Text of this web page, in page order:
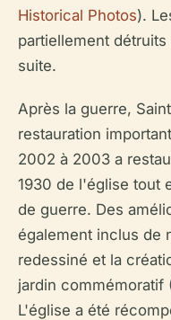
Historical Photos).
partiellement
suite.
Après la guerre,
restauration
2002 à 2003 a
1930 de l'église tout
de guerre. Des
également inclus de
redessiné et la
jardin commémoratif
L'église a été